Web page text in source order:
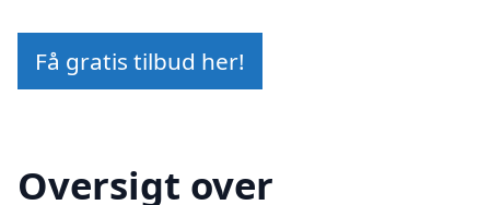
Få gratis tilbud her!
Oversigt over